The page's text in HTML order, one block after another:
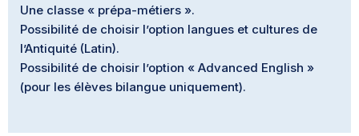
Une classe « prépa-métiers ».
Possibilité de choisir l’option langues et cultures de
l’Antiquité (Latin).
Possibilité de choisir l’option « Advanced English »
(pour les élèves bilangue uniquement).